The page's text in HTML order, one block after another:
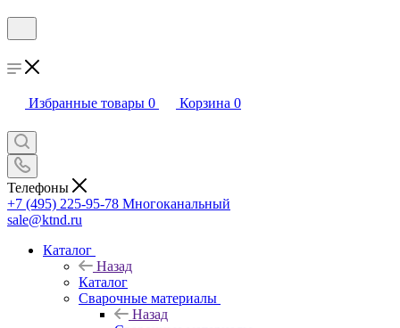
Избранные товары 0 Корзина 0
Телефоны
+7 (495) 225-95-78 Многоканальный
sale@ktnd.ru
Каталог
Назад
Каталог
Сварочные материалы
Назад